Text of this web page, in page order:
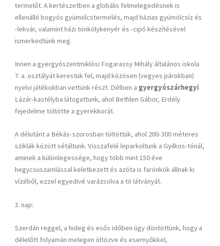
termelőt. A kertészetben a globális felmelegedésnek is
ellenálló bogyós gyümölcstermelés, majd házias gyümölcsíz és
-lekvár, valamint házi tönkölykenyér és -cipó készítésével
ismerkedtünk meg.
Innen a gyergyószentmiklósi Fogarassy Mihály általános iskola
7. a. osztályát kerestük fel, majd közösen (vegyes párokban)
nyelvi játékokban vettünk részt. Délben a gyergyószárhegyi
Lázár-kastélyba látogattunk, ahol Bethlen Gábor, Erdély
fejedelme töltötte a gyerekkorát.
A délutánt a Békás-szorosban töltöttük, ahol 200-300 méteres
sziklák között sétáltunk. Visszafelé leparkoltunk a Gyilkos-tónál,
aminek a különlegessége, hogy több mint 150 éve
hegycsuszamlással keletkezett és azóta is farönkök állnak ki
vízéből, ezzel egyedivé varázsolva a tó látványát.
3. nap:
Szerdán reggel, a hideg és esős időben úgy döntöttünk, hogy a
délelőtt folyamán melegen öltözve és esernyőkkel,